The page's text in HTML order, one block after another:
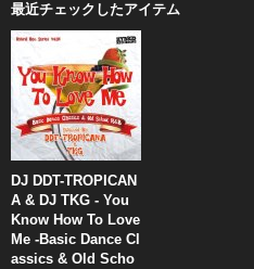
最近チェックしたアイテム
DJ DDT-TROPICAN
A & DJ TKG - You
Know How To Love
Me -Basic Dance Cl
assics & Old Scho